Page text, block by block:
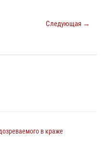
Следующая →
в краже